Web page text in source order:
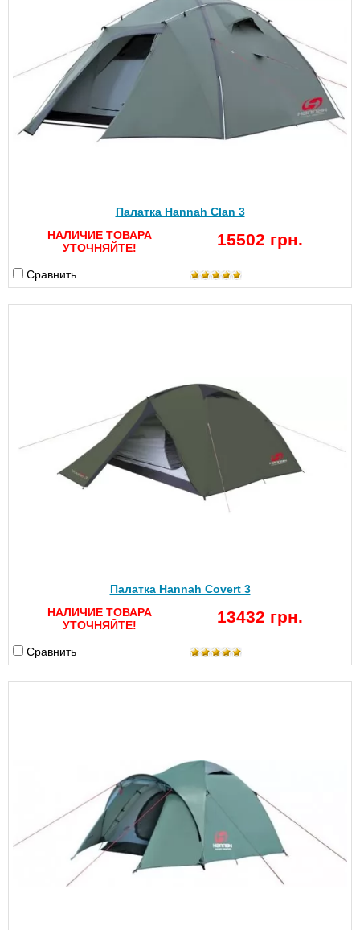
Палатка Hannah Clan 3
НАЛИЧИЕ ТОВАРА
УТОЧНЯЙТЕ!
15502 грн.
Сравнить
Палатка Hannah Covert 3
НАЛИЧИЕ ТОВАРА
УТОЧНЯЙТЕ!
13432 грн.
Сравнить